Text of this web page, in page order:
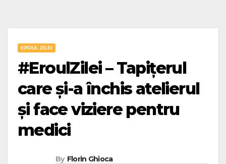
EROUL ZILEI
#EroulZilei – Tapițerul
care și-a închis atelierul
și face viziere pentru
medici
By Florin Ghioca